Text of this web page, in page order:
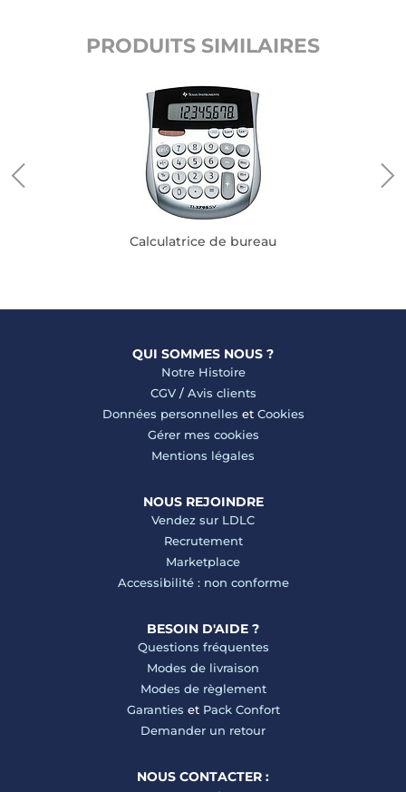
PRODUITS SIMILAIRES
Calculatrice de bureau
QUI SOMMES NOUS ?
Notre Histoire
CGV/ Avis clients
Données personnelles et Cookies
Gérer mes cookies
Mentions légales
NOUS REJOINDRE
Vendez sur LDLC
Recrutement
Marketplace
Accessibilité : non conforme
BESOIN D'AIDE ?
Questions fréquentes
Modes de livraison
Modes de règlement
Garanties et Pack Confort
Demander un retour
NOUS CONTACTER :